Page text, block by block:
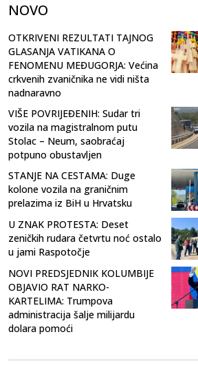
NOVO
OTKRIVENI REZULTATI TAJNOG
GLASANJA VATIKANA O
FENOMENU MEĐUGORJA: Većina
crkvenih zvaničnika ne vidi ništa
nadnaravno
VIŠE POVRIJEĐENIH: Sudar tri
vozila na magistralnom putu
Stolac – Neum, saobraćaj
potpuno obustavljen
STANJE NA CESTAMA: Duge
kolone vozila na graničnim
prelazima iz BiH u Hrvatsku
U ZNAK PROTESTA: Deset
zeničkih rudara četvrtu noć ostalo
u jami Raspotočje
NOVI PREDSJEDNIK KOLUMBIJE
OBJAVIO RAT NARKO-
KARTELIMA: Trumpova
administracija šalje milijardu
dolara pomoći